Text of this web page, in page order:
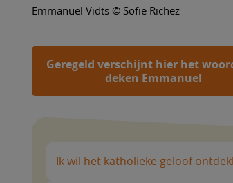
Emmanuel Vidts © Sofie Richez
Geregeld verschijnt hier het
deken Emmanuel
Ik wil het katholieke geloof